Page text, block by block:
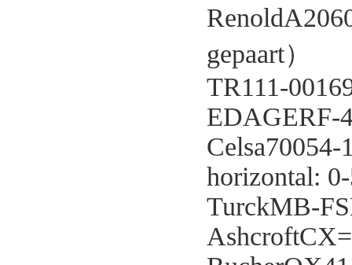
gepaart）
TR111-
EDAGERF-
Celsa70054-
horizontal:
TurckMB-